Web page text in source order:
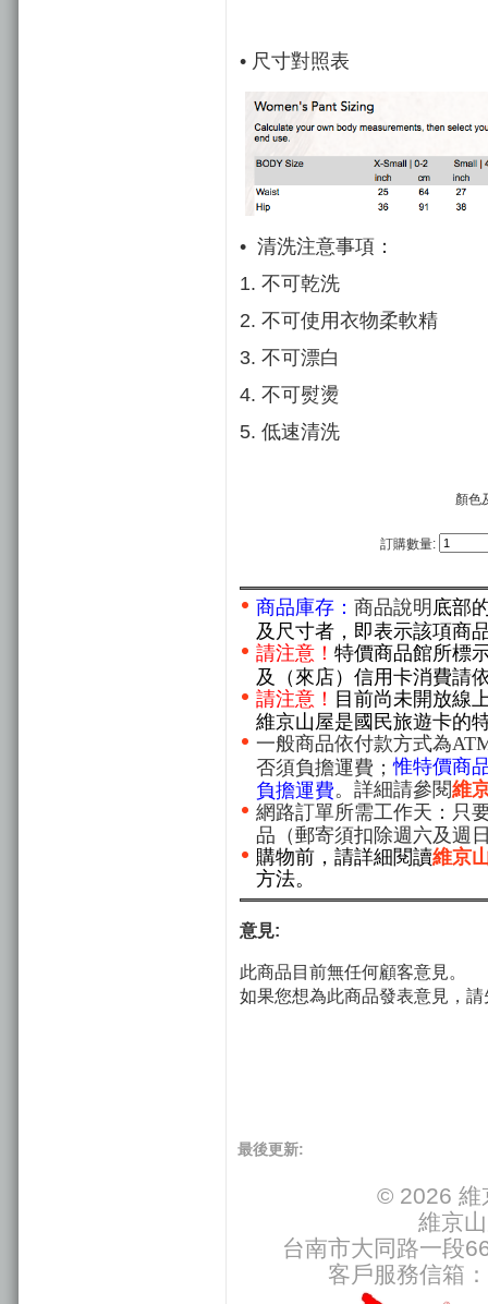
• 尺寸對照表
• 清洗注意事項：
1. 不可乾洗
2. 不可使用衣物柔軟精
3. 不可漂白
4. 不可熨燙
5. 低速清洗
顏色
訂購數量:
商品庫存： 商品說明 底部
及尺寸者，即表示該項商
請注意！ 特價商品館所標
及（來店）信用卡消費請
請注意！ 目前尚未開放線
維京山屋是國民旅遊卡的
一般商品依付款方式為
否須負擔運費；惟特價商
負擔運費。詳細請參閱維
網路訂單所需工作天：只
品（郵寄須扣除週六及週
購物前，請詳細閱讀維京
方法。
意見:
此商品目前無任何顧客意見。
如果您想為此商品發表意見，
最後更新:
© 2026 維
維京
台南市大同路一段
客戶服務信箱：